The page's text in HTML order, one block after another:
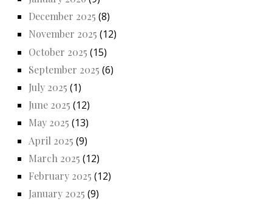
December 2025 (8)
November 2025 (12)
October 2025 (15)
September 2025 (6)
July 2025 (1)
June 2025 (12)
May 2025 (13)
April 2025 (9)
March 2025 (12)
February 2025 (12)
January 2025 (9)